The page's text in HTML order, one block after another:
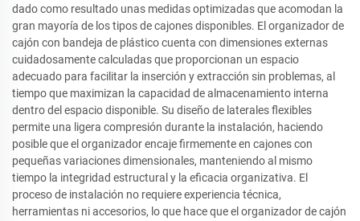
dado como resultado unas medidas optimizadas que acomodan la
gran mayoría de los tipos de cajones disponibles. El organizador de
cajón con bandeja de plástico cuenta con dimensiones externas
cuidadosamente calculadas que proporcionan un espacio
adecuado para facilitar la inserción y extracción sin problemas, al
tiempo que maximizan la capacidad de almacenamiento interna
dentro del espacio disponible. Su diseño de laterales flexibles
permite una ligera compresión durante la instalación, haciendo
posible que el organizador encaje firmemente en cajones con
pequeñas variaciones dimensionales, manteniendo al mismo
tiempo la integridad estructural y la eficacia organizativa. El
proceso de instalación no requiere experiencia técnica,
herramientas ni accesorios, lo que hace que el organizador de cajón